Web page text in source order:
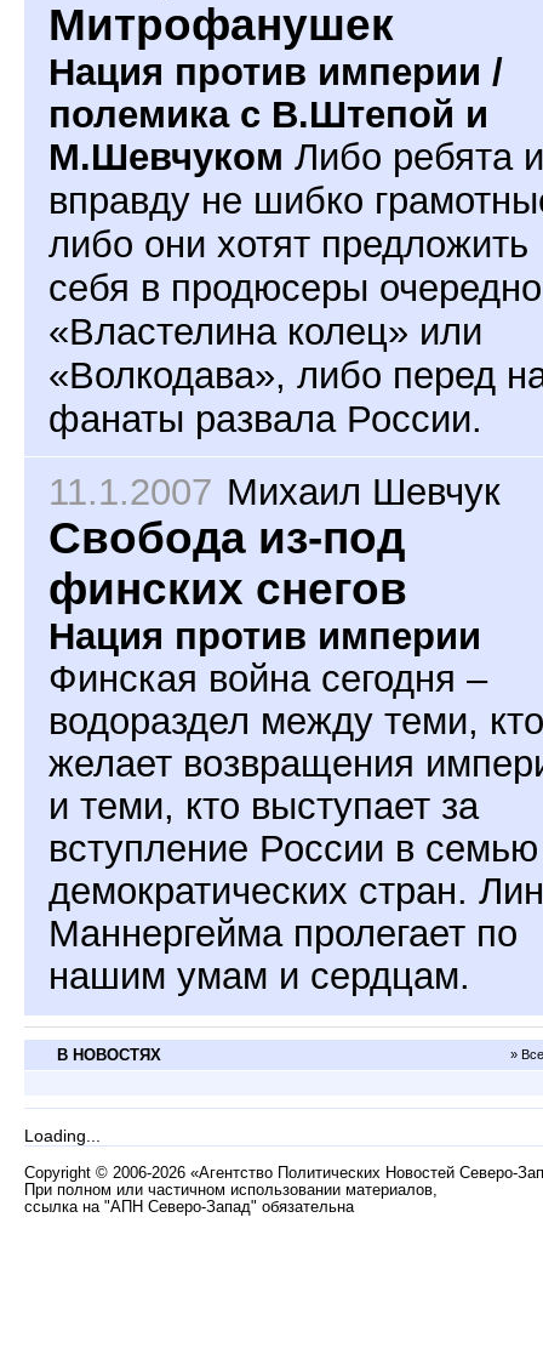
Митрофанушек
Нация против империи /
полемика с В.Штепой и
М.Шевчуком Либо ребята и
вправду не шибко
либо они хотят предложить
себя в продюсеры
«Властелина колец» или
«Волкодава», либо перед
фанаты развала России.
11.1.2007 Михаил Шевчук
Свобода из-под
финских снегов
Нация против империи
Финская война сегодня –
водораздел между теми, кто
желает возвращения
и теми, кто выступает за
вступление России в семью
демократических стран.
Маннергейма пролегает по
нашим умам и сердцам.
В НОВОСТЯХ »
Loading...
Copyright © 2006-2026 «Агентство Политических Новостей Северо-
При полном или частичном использовании материалов,
ссылка на "АПН Северо-Запад" обязательна